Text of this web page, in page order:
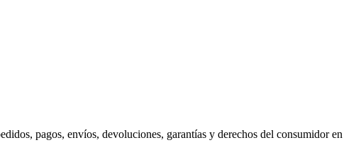
pagos, envíos, devoluciones, garantías y derechos del consumidor en